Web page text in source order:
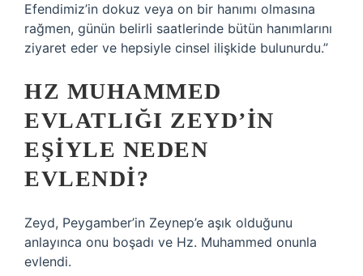
Efendimiz’in dokuz veya on bir hanımı olmasına
rağmen, günün belirli saatlerinde bütün hanımlarını
ziyaret eder ve hepsiyle cinsel ilişkide bulunurdu.”
HZ MUHAMMED
EVLATLIĞI ZEYD’IN
EŞIYLE NEDEN
EVLENDI?
Zeyd, Peygamber’in Zeynep’e aşık olduğunu
anlayınca onu boşadı ve Hz. Muhammed onunla
evlendi.